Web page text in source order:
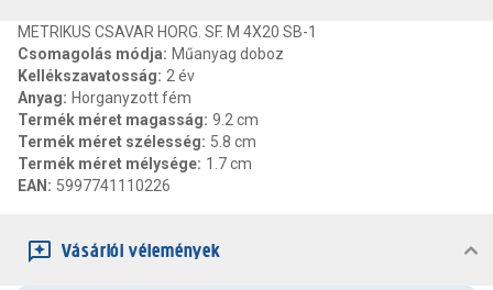
METRIKUS CSAVAR HORG. SF. M 4X20 SB-1
Csomagolás módja: Műanyag doboz
Kellékszavatosság: 2 év
Anyag: Horganyzott fém
Termék méret magasság: 9.2 cm
Termék méret szélesség: 5.8 cm
Termék méret mélysége: 1.7 cm
EAN : 5997741110226
Vásárlói vélemények